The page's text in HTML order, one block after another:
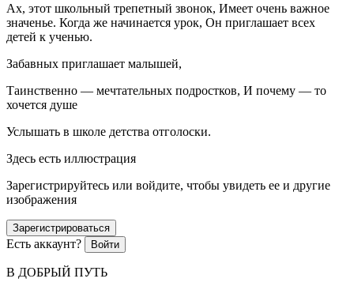
Ах, этот школьный трепетный звонок, Имеет очень важное
значенье. Когда же начинается урок, Он приглашает всех
детей к ученью.
Забавных приглашает малышей,
Таинственно — мечтательных подростков, И почему — то
хочется душе
Услышать в школе детства отголоски.
Здесь есть иллюстрация
Зарегистрируйтесь или войдите, чтобы увидеть ее и другие
изображения
Зарегистрироваться
Есть аккаунт? Войти
В ДОБРЫЙ ПУТЬ